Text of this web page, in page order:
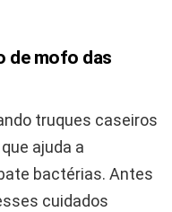
de mofo das
truques caseiros
ajuda a
bactérias. Antes
cuidados